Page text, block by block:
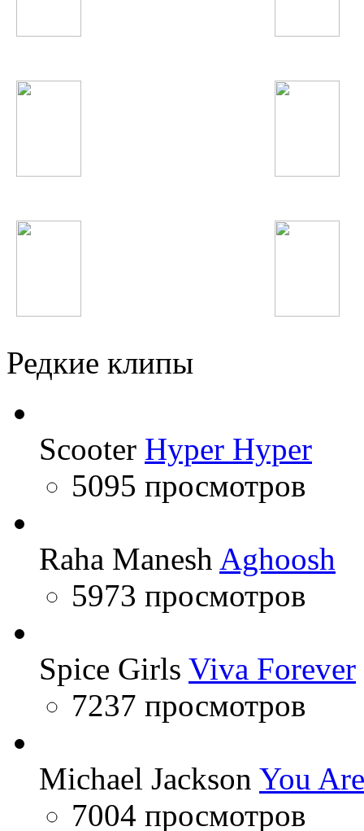
Редкие клипы
Scooter Hyper Hyper
5095 просмотров
Raha Manesh Aghoosh
5973 просмотров
Spice Girls Viva Forever
7237 просмотров
Michael Jackson You
7004 просмотров